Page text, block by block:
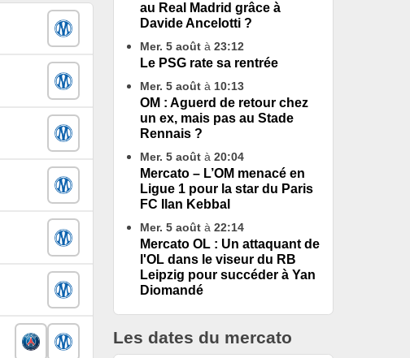
au Real Madrid grâce à
Davide Ancelotti ?
Mer. 5 août à 23:12
Le PSG rate sa rentrée
Mer. 5 août à 10:13
OM : Aguerd de retour chez
un ex, mais pas au Stade
Rennais ?
Mer. 5 août à 20:04
Mercato – L’OM menacé en
Ligue 1 pour la star du Paris
FC Ilan Kebbal
Mer. 5 août à 22:14
Mercato OL : Un attaquant de
l'OL dans le viseur du RB
Leipzig pour succéder à Yan
Diomandé
Les dates du mercato